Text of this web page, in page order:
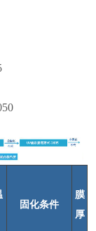
固化条件
膜
厚